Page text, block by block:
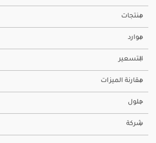
منتجات
موارد
التسعير
مقارنة الميزات
حلول
شركة